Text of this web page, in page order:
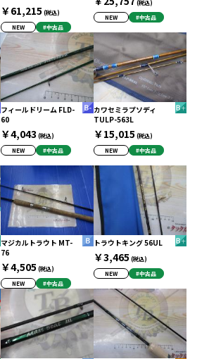
￥61,215 (税込)
NEW
#中古品
(税込)
NEW
#中古品
フィールドリーム FLD-
60
￥4,043 (税込)
NEW
#中古品
カワセミラプソディ
TULP-563L
￥15,015 (税込)
NEW
#中古品
マジカルトラウト MT-
76
￥4,505 (税込)
NEW
#中古品
トラウトキング 56UL
￥3,465 (税込)
NEW
#中古品